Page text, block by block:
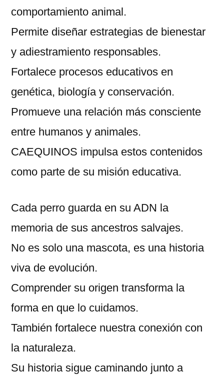
comportamiento animal.
Permite diseñar estrategias de bienestar
y adiestramiento responsables.
Fortalece procesos educativos en
genética, biología y conservación.
Promueve una relación más consciente
entre humanos y animales.
CAEQUINOS impulsa estos contenidos
como parte de su misión educativa.
Cada perro guarda en su ADN la
memoria de sus ancestros salvajes.
No es solo una mascota, es una historia
viva de evolución.
Comprender su origen transforma la
forma en que lo cuidamos.
También fortalece nuestra conexión con
la naturaleza.
Su historia sigue caminando junto a